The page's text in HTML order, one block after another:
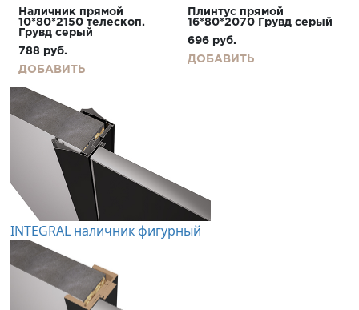
Наличник прямой
10*80*2150 телескоп.
Грувд серый
788 руб.
ДОБАВИТЬ
Плинтус прямой
16*80*2070 Грувд серый
696 руб.
ДОБАВИТЬ
INTEGRAL наличник фигурный